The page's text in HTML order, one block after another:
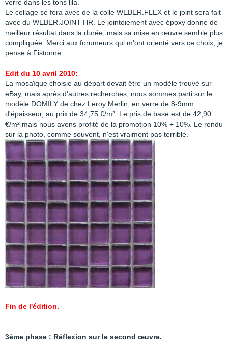
verre dans les tons lila.
Le collage se fera avec de la colle WEBER.FLEX et le joint sera fait
avec du WEBER.JOINT HR. Le jointoiement avec époxy donne de
meilleur résultat dans la durée, mais sa mise en œuvre semble plus
compliquée. Merci aux forumeurs qui m'ont orienté vers ce choix, je
pense à Fistonne...
Edit du 10 avril 2010:
La mosaïque choisie au départ devait être un modèle trouvé sur
eBay, mais après d'autres recherches, nous sommes parti sur le
modèle DOMILY de chez Leroy Merlin, en verre de 8-9mm
d'épaisseur, au prix de 34,75 €/m². Le pris de base est de 42,90
€/m² mais nous avons profité de la promotion 10% + 10%. Le rendu
sur la photo, comme souvent, n'est vraiment pas terrible.
Fin de l'édition.
3ème phase : Réflexion sur le second œuvre.